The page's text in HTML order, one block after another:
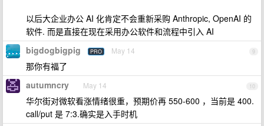
以后大企业办公 AI 化肯定不会重新采购 Anthropic, OpenAI 的
软件. 而是直接在现在采用办公软件和流程中引入 AI
9
bigdogbigpig PRO May 14
那你有福了
10
autumncry May 14
华尔街对微软看涨情绪很重，预期价再 550-600 ，当前是 400.
call/put 是 7:3.确实是入手时机